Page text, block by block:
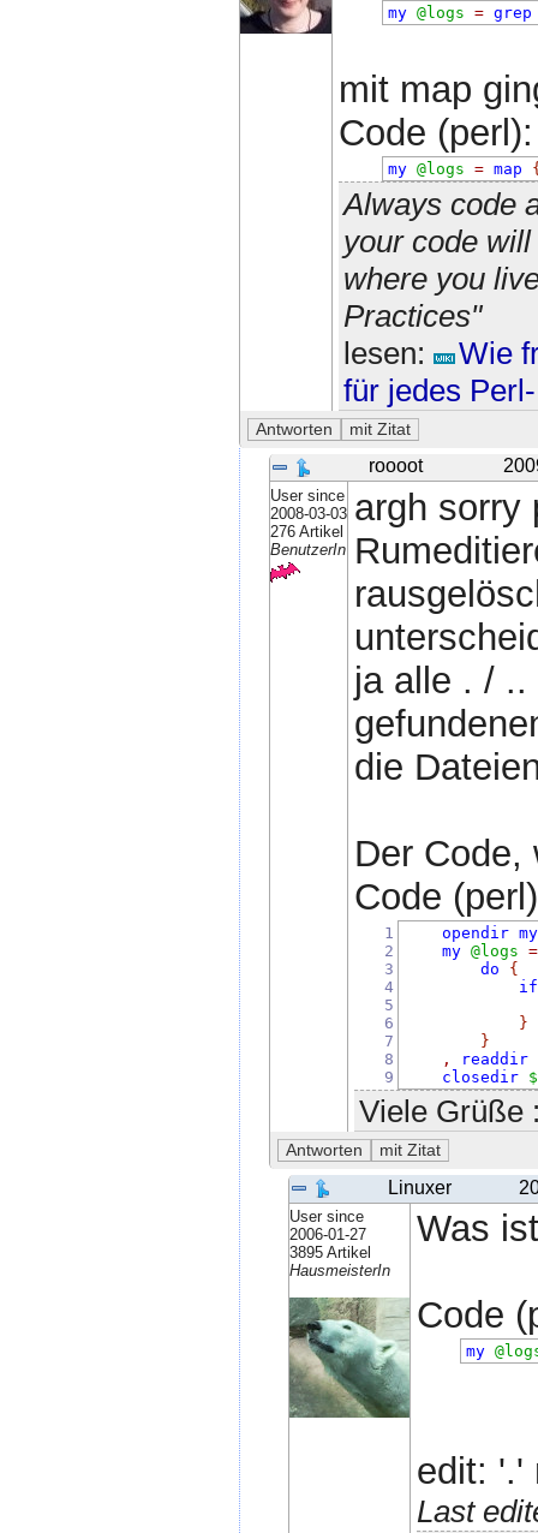
my @logs = grep
mit map
Code
my @logs = map
Always code
your code
where you
Practices"
lesen:
Wie
für jedes
roooot
User since
2008-03-03
276 Artikel
BenutzerIn
argh sorry
ja alle . /
die
Der Code,
Code
1
2
3
4
5
6
7
8
9
opendir my
my @logs
=
do
{
if
}
}
,
readdir
closedir
Viele Grüße
Linuxer
User since
2006-01-27
3895 Artikel
HausmeisterIn
Was
Code
my
edit: '.'
Last